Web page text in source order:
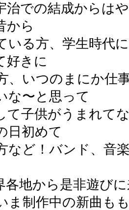
治での結成からは
から
いる方、学生時代
好きに
、いつのまにか仕
な〜と思って
て子供がうまれて
日初めて
など！バンド、音
各地から是非遊び
ま制作中の新曲も